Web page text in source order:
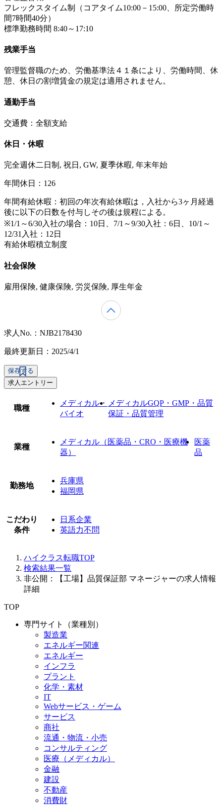
フレックスタイム制（コアタイム10:00－15:00、所定労働時
間7時間40分）
標準勤務時間 8:40～17:10
残業手当
管理監督職のため、労働基準法４１条により、労働時間、休
憩、休日の割増賃金の規定は適用されません。
通勤手当
交通費：全額支給
休日・休暇
完全週休二日制, 祝日, GW, 夏季休暇, 年末年始
年間休日：126
年間有給休暇：初回の年次有給休暇は，入社から3ヶ月経過
後に以下の日数を付与しその後は規程による。
※1/1～6/30入社の場合：10日、7/1～9/30入社：6日、10/1～
12/31入社：12日
有給休暇積立制度
社会保険
雇用保険, 健康保険, 労災保険, 厚生年金
求人No.：NJB2178430
最終更新日：2025/4/1
保存する
求人エントリー
職種
メディカル・
バイオ
メディカルGQP・GMP・品質
保証・品質管理
業種
メディカル（医薬品・CRO・医療機
器）
医薬
品
勤務地
兵庫県
福岡県
こだわり
条件
日系企業
英語力不問
ハイクラス転職TOP
検索結果一覧
非公開：【工場】品質保証部 マネージャーの求人情報
詳細
TOP
専門サイト（業種別）
製造業
エネルギー関連
エネルギー
インフラ
プラント
化学・素材
IT
Webサービス・ゲーム
サービス
商社
流通・物流・小売
コンサルティング
医療（メディカル）
金融
建設
不動産
消費財